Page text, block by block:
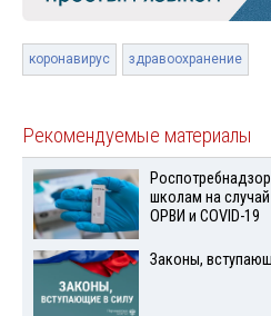
коронавирус здравоохранение
Рекомендуемые материалы
школам на
ОРВИ и COVID-19
Законы,